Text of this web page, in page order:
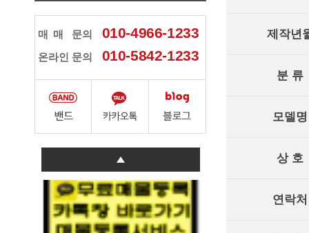
매매 문의 010-4966-1233
온라인 문의 010-5842-1233
제작년
분 류
모델명
상 호
연락처